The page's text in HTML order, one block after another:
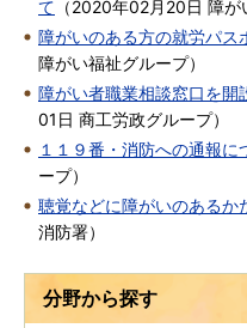
て （2020年02月20日 障が
障がいのある方の就労パス
障がい福祉グループ）
障がい者職業相談窓口を開
01日 商工労政グループ）
１１９番・消防への通報に
ープ）
聴覚などに障がいのあるか
消防署）
分野から探す